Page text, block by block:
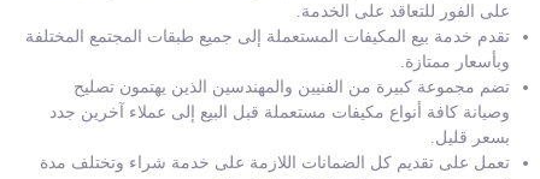
على الفور للتعاقد على الخدمة.
تقدم خدمة بيع المكيفات المستعملة إلى جميع طبقات المجتمع المختلفة
وبأسعار ممتازة.
تضم مجموعة كبيرة من الفنيين والمهندسين الذين يهتمون تصليح
وصيانة كافة أنواع مكيفات مستعملة قبل البيع إلى عملاء آخرين جدد
بسعر قليل.
تعمل على تقديم كل الضمانات اللازمة على خدمة شراء وتختلف مدة